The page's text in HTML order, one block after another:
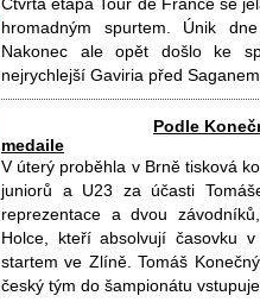
hromadným spurtem. Únik
Nakonec ale opět došlo ke
nejrychlejší Gaviria před
Podle
medaile
V úterý proběhla v Brně tisková
juniorů a U23 za účasti
reprezentace a dvou
Holce, kteří absolvují časovku
startem ve Zlíně. Tomáš
český tým do šampionátu vstupuje.